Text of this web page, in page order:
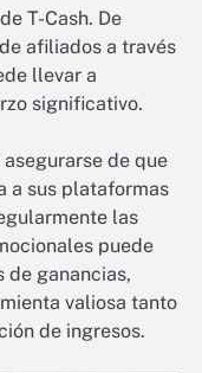
T-Cash. De
afiliados a través
llevar a
significativo.
de que
a sus plataformas
las
puede
de ganancias,
valiosa tanto
de ingresos.